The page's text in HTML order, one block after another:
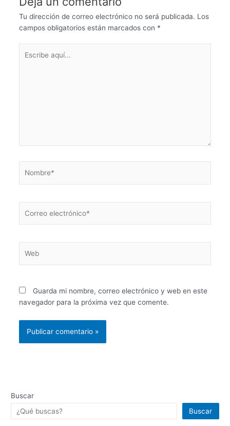
Tu dirección de correo electrónico no será publicada. Los
campos obligatorios están marcados con *
aquí...
electrónico*
Guarda mi nombre, correo electrónico y web en este
navegador para la próxima vez que comente.
Buscar
Buscar